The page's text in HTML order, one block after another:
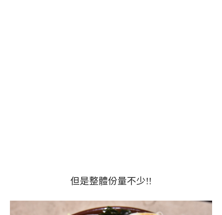
但是整體份量不少!!